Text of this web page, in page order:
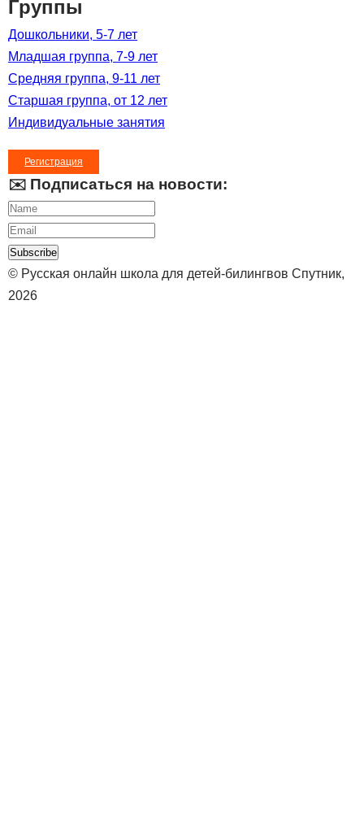
Группы
Дошкольники, 5-7 лет
Младшая группа, 7-9 лет
Средняя группа, 9-11 лет
Старшая группа, от 12 лет
Индивидуальные занятия
Регистрация
✉️ Подписаться на новости:
Subscribe
© Русская онлайн школа для детей-билингвов Спутник,
2026